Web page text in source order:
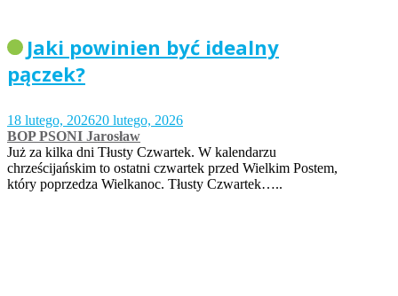
Jaki powinien być idealny
pączek?
18 lutego, 202620 lutego, 2026
BOP PSONI Jarosław
Już za kilka dni Tłusty Czwartek. W kalendarzu
chrześcijańskim to ostatni czwartek przed Wielkim Postem,
który poprzedza Wielkanoc. Tłusty Czwartek…..